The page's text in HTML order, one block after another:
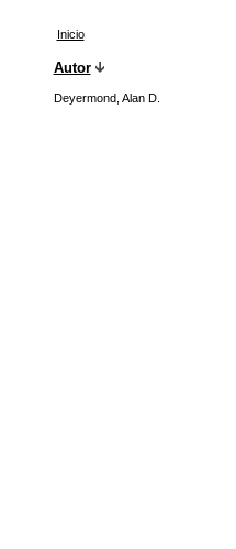
Inicio
Autor
Deyermond, Alan D.